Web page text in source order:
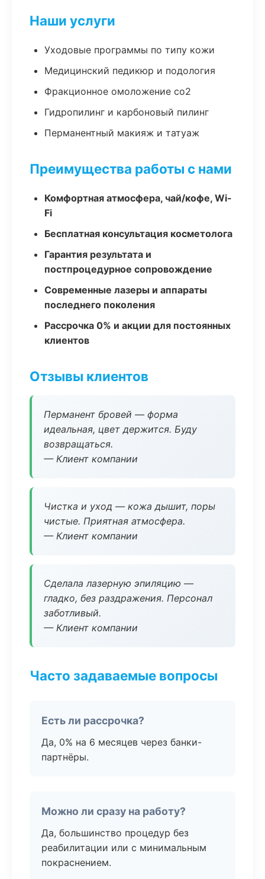
Наши услуги
Уходовые программы по типу кожи
Медицинский педикюр и подология
Фракционное омоложение co2
Гидропилинг и карбоновый пилинг
Перманентный макияж и татуаж
Преимущества работы с нами
Комфортная атмосфера, чай/кофе, Wi-
Fi
Бесплатная консультация косметолога
Гарантия результата и
постпроцедурное сопровождение
Современные лазеры и аппараты
последнего поколения
Рассрочка 0% и акции для постоянных
клиентов
Отзывы клиентов
Перманент бровей — форма
идеальная, цвет держится. Буду
возвращаться.
— Клиент компании
Чистка и уход — кожа дышит, поры
чистые. Приятная атмосфера.
— Клиент компании
Сделала лазерную эпиляцию —
гладко, без раздражения. Персонал
заботливый.
— Клиент компании
Часто задаваемые вопросы
Есть ли рассрочка?
Да, 0% на 6 месяцев через банки-
партнёры.
Можно ли сразу на работу?
Да, большинство процедур без
реабилитации или с минимальным
покраснением.